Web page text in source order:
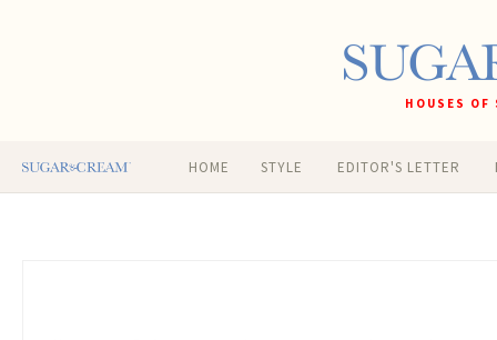
HOUSES
HOME STYLE EDITOR'S LETTER